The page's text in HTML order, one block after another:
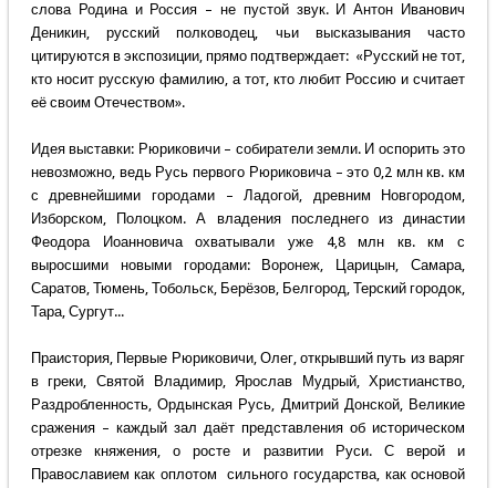
слова Родина и Россия – не пустой звук. И Антон Иванович
Деникин, русский полководец, чьи высказывания часто
цитируются в экспозиции, прямо подтверждает: «Русский не тот,
кто носит русскую фамилию, а тот, кто любит Россию и считает
её своим Отечеством».
Идея выставки: Рюриковичи – собиратели земли. И оспорить это
невозможно, ведь Русь первого Рюриковича – это 0,2 млн кв. км
с древнейшими городами – Ладогой, древним Новгородом,
Изборском, Полоцком. А владения последнего из династии
Феодора Иоанновича охватывали уже 4,8 млн кв. км с
выросшими новыми городами: Воронеж, Царицын, Самара,
Саратов, Тюмень, Тобольск, Берёзов, Белгород, Терский городок,
Тара, Сургут...
Праистория, Первые Рюриковичи, Олег, открывший путь из варяг
в греки, Святой Владимир, Ярослав Мудрый, Христианство,
Раздробленность, Ордынская Русь, Дмитрий Донской, Великие
сражения – каждый зал даёт представления об историческом
отрезке княжения, о росте и развитии Руси. С верой и
Православием как оплотом сильного государства, как основой